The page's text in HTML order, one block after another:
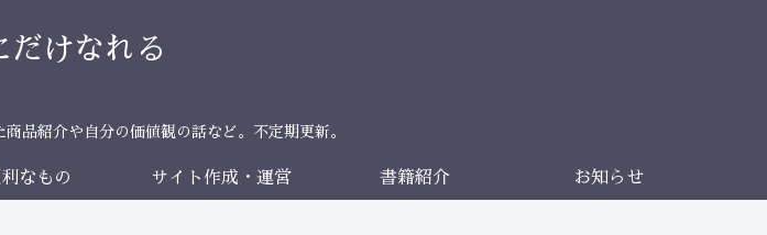
だけなれる
品紹介や自分の価値観の話など。不定期更新。
なもの サイト作成・運営 書籍紹介 お知らせ